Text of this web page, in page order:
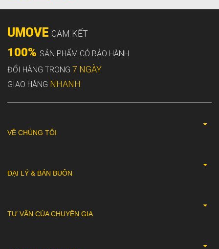
UMOVE CAM KẾT
100% SẢN PHẨM CÓ BẢO HÀNH
ĐỔI HÀNG TRONG 7 NGÀY
GIAO HÀNG NHANH
VỀ CHÚNG TÔI
ĐẠI LÝ & BÁN BUÔN
TƯ VẤN CỦA CHUYÊN GIA